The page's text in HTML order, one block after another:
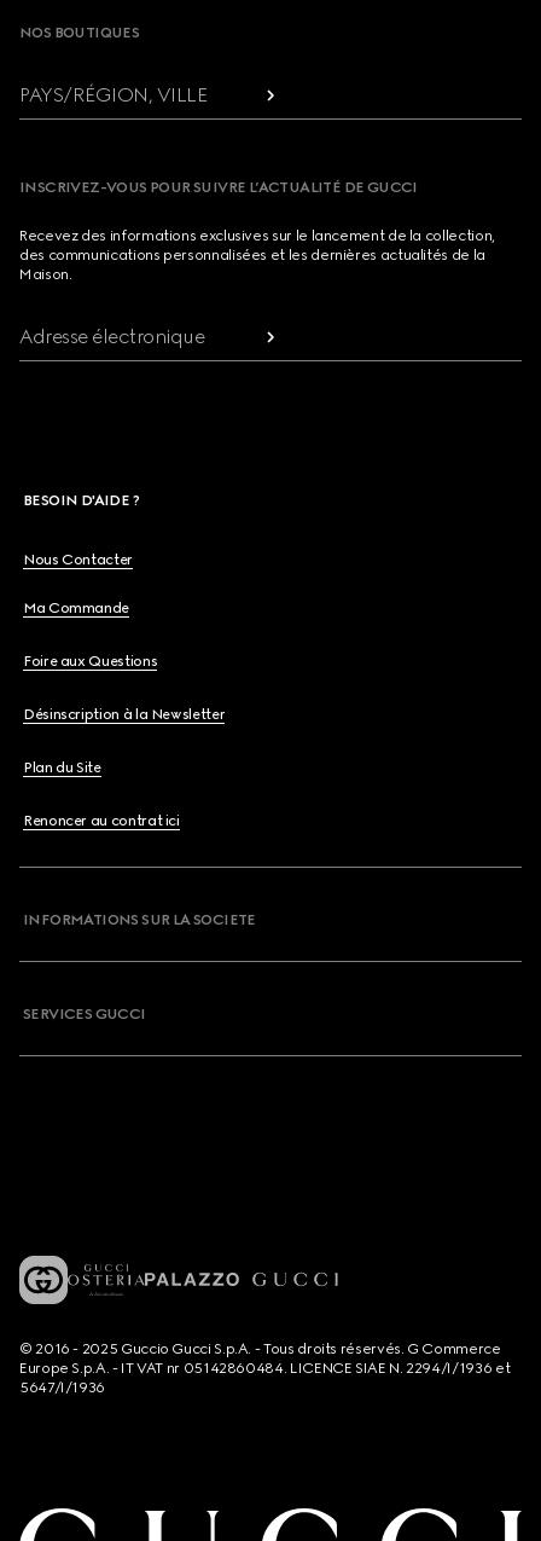
NOS BOUTIQUES
PAYS/RÉGION, VILLE
INSCRIVEZ-VOUS POUR SUIVRE L’ACTUALITÉ DE GUCCI
Recevez des informations exclusives sur le lancement de la collection,
des communications personnalisées et les dernières actualités de la
Maison.
Adresse électronique
BESOIN D'AIDE ?
Nous Contacter
Ma Commande
Foire aux Questions
Désinscription à la Newsletter
Plan du Site
Renoncer au contrat ici
INFORMATIONS SUR LA SOCIETE
SERVICES GUCCI
© 2016 - 2025 Guccio Gucci S.p.A. - Tous droits réservés. G Commerce
Europe S.p.A. - IT VAT nr 05142860484. LICENCE SIAE N. 2294/I/1936 et
5647/I/1936